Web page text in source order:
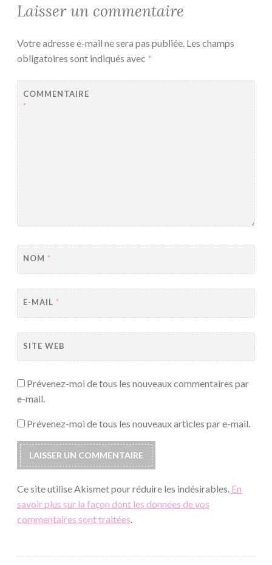
Laisser un commentaire
Votre adresse e-mail ne sera pas publiée. Les champs
obligatoires sont indiqués avec *
COMMENTAIRE
*
NOM *
E-MAIL *
SITE WEB
Prévenez-moi de tous les nouveaux commentaires par
e-mail.
Prévenez-moi de tous les nouveaux articles par e-mail.
Ce site utilise Akismet pour réduire les indésirables. En
savoir plus sur la façon dont les données de vos
commentaires sont traitées.